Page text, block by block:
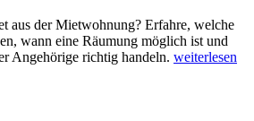
aus der Mietwohnung? Erfahre, welche
wann eine Räumung möglich ist und
Angehörige richtig handeln. weiterlesen